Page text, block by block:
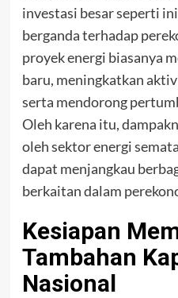
investasi besar seperti
berganda terhadap
proyek energi biasanya
baru, meningkatkan
serta mendorong
Oleh karena itu,
oleh sektor energi
dapat menjangkau
berkaitan dalam
Kesiapan
Tambahan
Nasional